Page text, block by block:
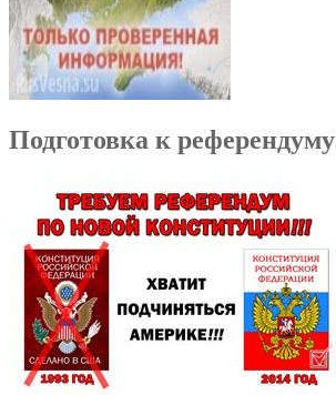
Подготовка к референдуму